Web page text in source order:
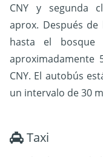
CNY y segunda
aprox. Después
hasta el bosque
aproximadamente
CNY. El autobús
un intervalo de 30
Taxi